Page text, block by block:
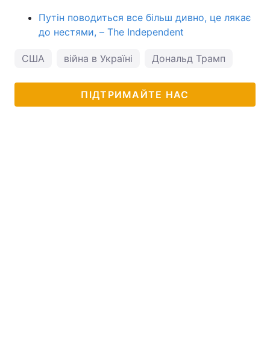
Путін поводиться все більш дивно, це лякає
до нестями, – The Independent
США війна в Україні Дональд Трамп
ПІДТРИМАЙТЕ НАС